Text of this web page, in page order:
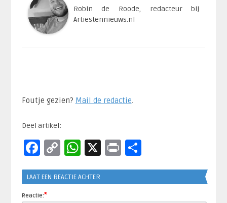
Robin de Roode, redacteur bij
Artiestennieuws.nl
Foutje gezien? Mail de redactie.​
Deel artikel:
Facebook
CopyWhatsApp
X PrintDelen
LAAT EEN REACTIE ACHTER
Reactie:*